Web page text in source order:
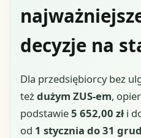
decyzje na
Dla przedsiębiorcy bez
teżdużym ZUS-em,
podstawie5 652,00 zł i
od 1 stycznia do 31